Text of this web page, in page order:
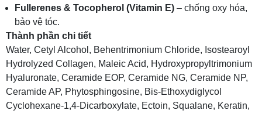
Fullerenes & Tocopherol (Vitamin E) – chống oxy hóa,
bảo vệ tóc.
Thành phần chi tiết
Water, Cetyl Alcohol, Behentrimonium Chloride, Isostearoyl
Hydrolyzed Collagen, Maleic Acid, Hydroxypropyltrimonium
Hyaluronate, Ceramide EOP, Ceramide NG, Ceramide NP,
Ceramide AP, Phytosphingosine, Bis-Ethoxydiglycol
Cyclohexane-1,4-Dicarboxylate, Ectoin, Squalane, Keratin,